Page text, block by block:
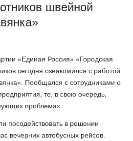
швейной
«Единая Россия» «Городская
сегодня ознакомился с работой
Пообщался с сотрудниками о
те, в свою очередь,
проблемах.
посодействовать в решении
вечерних автобусных рейсов.